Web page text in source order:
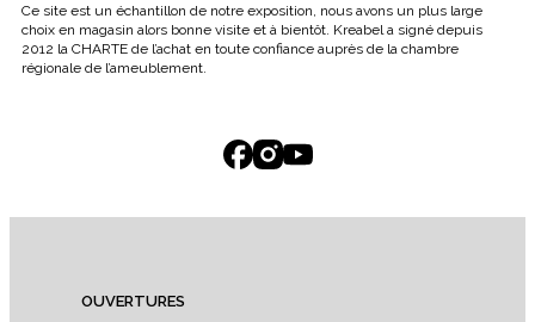
Ce site est un échantillon de notre exposition, nous avons un plus large
choix en magasin alors bonne visite et à bientôt. Kreabel a signé depuis
2012 la CHARTE de l’achat en toute confiance auprès de la chambre
régionale de l’ameublement.
OUVERTURES